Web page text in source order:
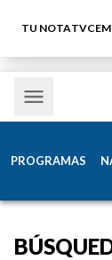
TU NOTATVC
PROGRAMAS